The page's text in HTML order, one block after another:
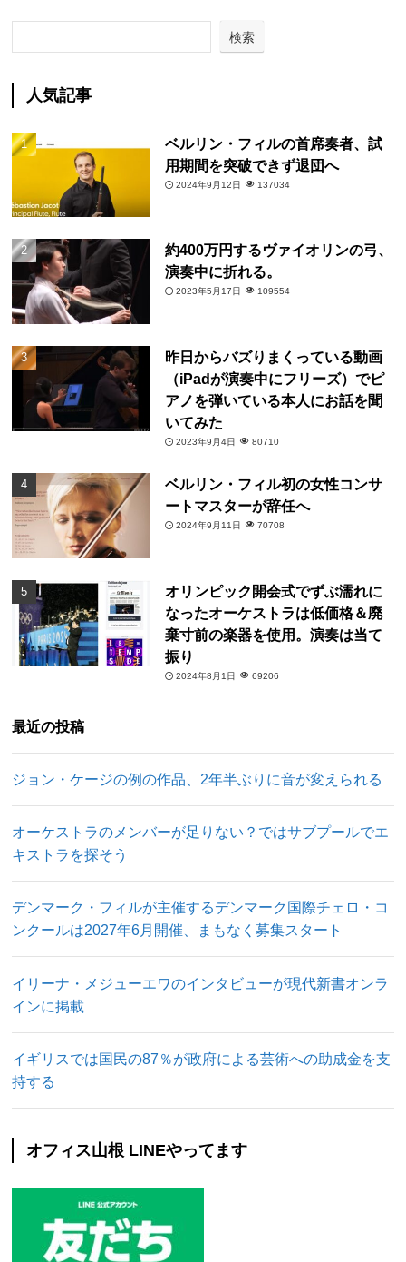
検索
人気記事
ベルリン・フィルの首席奏者、試
用期間を突破できず退団へ
2024年9月12日 137034
約400万円するヴァイオリンの弓、
演奏中に折れる。
2023年5月17日 109554
昨日からバズりまくっている動画
（iPadが演奏中にフリーズ）でピ
アノを弾いている本人にお話を聞
いてみた
2023年9月4日 80710
ベルリン・フィル初の女性コンサ
ートマスターが辞任へ
2024年9月11日 70708
オリンピック開会式でずぶ濡れに
なったオーケストラは低価格＆廃
棄寸前の楽器を使用。演奏は当て
振り
2024年8月1日 69206
最近の投稿
ジョン・ケージの例の作品、2年半ぶりに音が変えられる
オーケストラのメンバーが足りない？ではサブプールでエ
キストラを探そう
デンマーク・フィルが主催するデンマーク国際チェロ・コ
ンクールは2027年6月開催、まもなく募集スタート
イリーナ・メジューエワのインタビューが現代新書オンラ
インに掲載
イギリスでは国民の87％が政府による芸術への助成金を支
持する
オフィス山根 LINEやってます